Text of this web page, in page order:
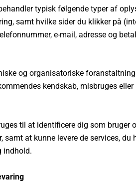
typisk følgende typer af
samt hvilke sider du klikker på
e-mail, adresse og
og organisatoriske
kendskab, misbruges
til at identificere dig som
samt at kunne levere de services,
indhold.